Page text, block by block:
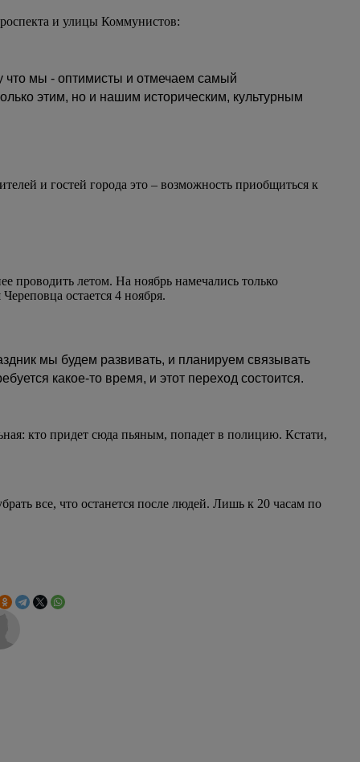
и улицы Коммунистов:
что мы - оптимисты и отмечаем самый
этим, но и нашим историческим, культурным
и гостей города это – возможность приобщиться к
проводить летом. На ноябрь намечались только
остается 4 ноября.
мы будем развивать, и планируем связывать
какое-то время, и этот переход состоится.
кто придет сюда пьяным, попадет в полицию. Кстати,
все, что останется после людей. Лишь к 20 часам по